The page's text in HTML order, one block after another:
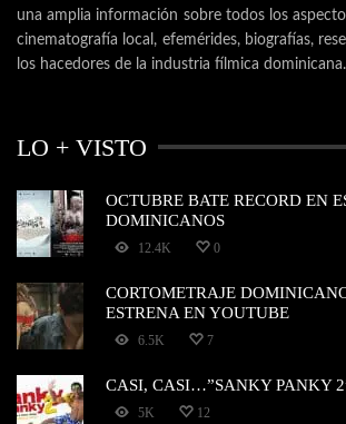
una amplia información sobre todos los
cinematografía local, efemérides, biografías,
los hacedores de la industria fílmica dominicana.
LO + VISTO
OCTUBRE BATE RECORD EN
DOMINICANOS
12.4K 0
CORTOMETRAJE
ESTRENA EN YOUTUBE
6.5K 7
CASI, CASI…”SANKY PANKY
5K 12